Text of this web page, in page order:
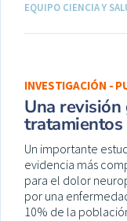
EQUIPO CIENCIA Y
INVESTIGACIÓN -
Una
Un importante
evidencia más
para el dolor
por una
10% de la